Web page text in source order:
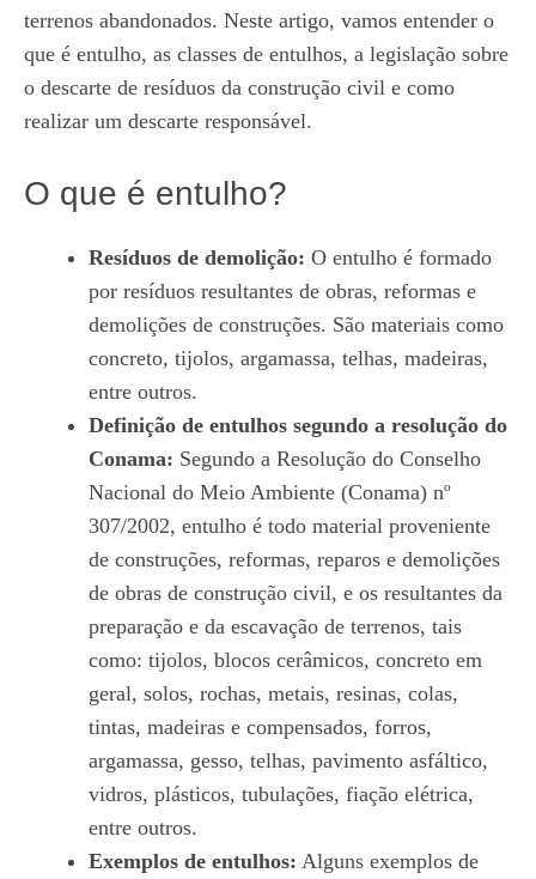
terrenos abandonados. Neste artigo, vamos entender o
que é entulho, as classes de entulhos, a legislação sobre
o descarte de resíduos da construção civil e como
realizar um descarte responsável.
O que é entulho?
Resíduos de demolição: O entulho é formado
por resíduos resultantes de obras, reformas e
demolições de construções. São materiais como
concreto, tijolos, argamassa, telhas, madeiras,
entre outros.
Definição de entulhos segundo a resolução do
Conama: Segundo a Resolução do Conselho
Nacional do Meio Ambiente (Conama) nº
307/2002, entulho é todo material proveniente
de construções, reformas, reparos e demolições
de obras de construção civil, e os resultantes da
preparação e da escavação de terrenos, tais
como: tijolos, blocos cerâmicos, concreto em
geral, solos, rochas, metais, resinas, colas,
tintas, madeiras e compensados, forros,
argamassa, gesso, telhas, pavimento asfáltico,
vidros, plásticos, tubulações, fiação elétrica,
entre outros.
Exemplos de entulhos: Alguns exemplos de